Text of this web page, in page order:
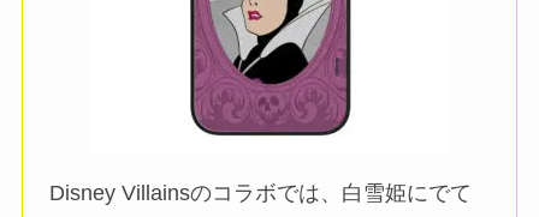
Disney Villainsのコラボでは、白雪姫にでて